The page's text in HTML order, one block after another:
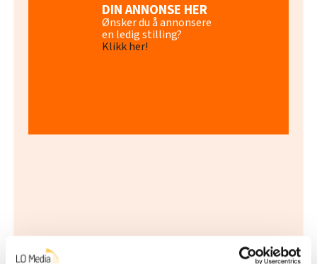
DIN ANNONSE HER
Ønsker du å annonsere
en ledig stilling?
Klikk her!
Se alle annonser